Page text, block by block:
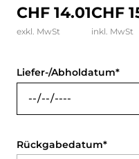
CHF 14.01
exkl. MwSt
CHF
inkl. MwSt
Liefer-/Abholdatum
Rückgabedatum